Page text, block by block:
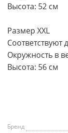
Высота: 52 см
Размер XXL
Окружность в
Высота: 56 см
Бренд